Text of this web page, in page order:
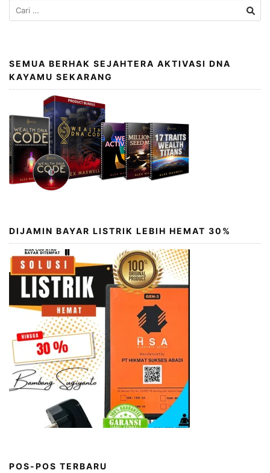
SEMUA BERHAK SEJAHTERA AKTIVASI DNA
KAYAMU SEKARANG
DIJAMIN BAYAR LISTRIK LEBIH HEMAT 30%
POS-POS TERBARU